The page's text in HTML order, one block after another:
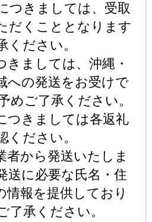
つきましては、受取
だくこととなります
ください。
きましては、沖縄・
への発送をお受けで
めご了承ください。
つきましては各返礼
ください。
者から発送いたしま
送に必要な氏名・住
情報を提供しており
了承ください。